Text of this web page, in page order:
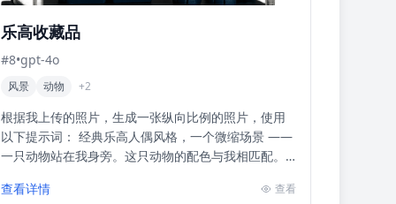
乐高收藏品
#8•gpt-4o
风景 动物 +2
根据我上传的照片，生成一张纵向比例的照片，使用
以下提示词： 经典乐高人偶风格，一个微缩场景 ——
一只动物站在我身旁。这只动物的配色与我相匹配。
何你认为...
查看详情 查看